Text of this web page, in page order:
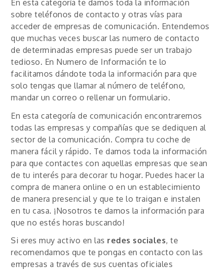
En esta categoría te damos toda la información
sobre teléfonos de contacto y otras vías para
acceder de empresas de comunicación. Entendemos
que muchas veces buscar las numero de contacto
de determinadas empresas puede ser un trabajo
tedioso. En Numero de Información te lo
facilitamos dándote toda la información para que
solo tengas que llamar al número de teléfono,
mandar un correo o rellenar un formulario.
En esta categoría de comunicación encontraremos
todas las empresas y compañías que se dediquen al
sector de la comunicación. Compra tu coche de
manera fácil y rápido. Te damos toda la información
para que contactes con aquellas empresas que sean
de tu interés para decorar tu hogar. Puedes hacer la
compra de manera online o en un establecimiento
de manera presencial y que te lo traigan e instalen
en tu casa. ¡Nosotros te damos la información para
que no estés horas buscando!
Si eres muy activo en las redes sociales, te
recomendamos que te pongas en contacto con las
empresas a través de sus cuentas oficiales